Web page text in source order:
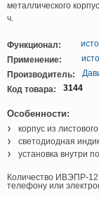
металлического
ч.
Функционал:
Применение:
Производитель:
Код товара:
3144
Особенности:
корпус из
светодиодная
установка внутри
Количество ИВЭПР-
телефону или